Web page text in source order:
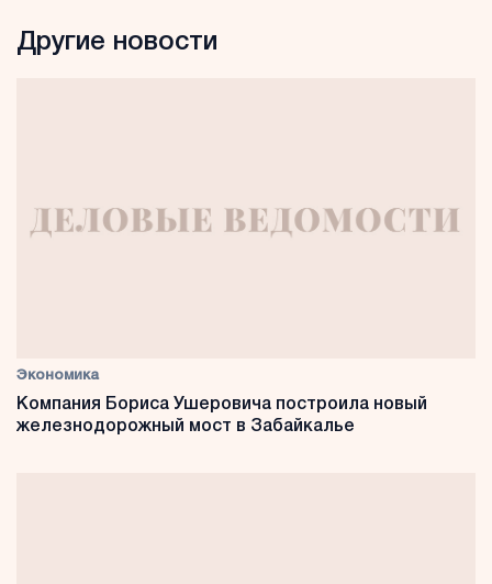
Другие новости
Экономика
Компания Бориса Ушеровича построила новый
железнодорожный мост в Забайкалье